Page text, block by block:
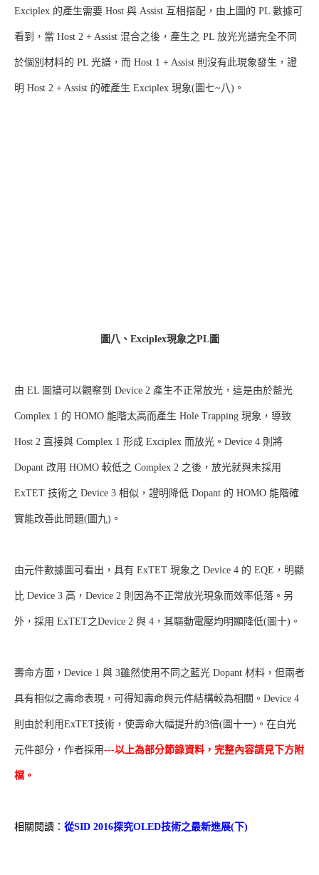
Exciplex 的產生需要 Host 與 Assist 互相搭配，由上圖的 PL 數據可
看到，當 Host 2 + Assist 混合之後，產生之 PL 放光光譜完全不同
於個別材料的 PL 光譜，而 Host 1 + Assist 則沒有此現象發生，證
明 Host 2 + Assist 的確產生 Exciplex 現象(圖七~八)。
圖八、Exciplex現象之PL圖
由 EL 圖譜可以觀察到 Device 2 產生不正常放光，這是由於藍光
Complex 1 的 HOMO 能階太高而產生 Hole Trapping 現象，導致
Host 2 直接與 Complex 1 形成 Exciplex 而放光。Device 4 則將
Dopant 改用 HOMO 較低之 Complex 2 之後，放光就與未採用
ExTET 技術之 Device 3 相似，證明降低 Dopant 的 HOMO 能階確
實能改善此問題(圖九)。
由元件數據圖可看出，具有 ExTET 現象之 Device 4 的 EQE，明顯
比 Device 3 高，Device 2 則因為不正常放光現象而效率低落。另
外，採用 ExTET之Device 2 與 4，其驅動電壓均明顯降低(圖十)。
壽命方面，Device 1 與 3雖然使用不同之藍光 Dopant 材料，但兩者
具有相似之壽命表現，可得知壽命與元件結構較為相關。Device 4
則由於利用ExTET技術，使壽命大幅提升約3倍(圖十一)。在白光
元件部分，作者採用---以上為部分節錄資料，完整內容請見下方附
檔。
相關閱讀： 從SID 2016探究OLED技術之最新進展(下)